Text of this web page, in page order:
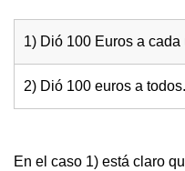
1) Dió 100 Euros a cada
2) Dió 100 euros a todos.
En el caso 1) está claro